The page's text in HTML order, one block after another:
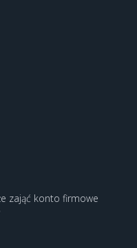
zająć konto firmowe